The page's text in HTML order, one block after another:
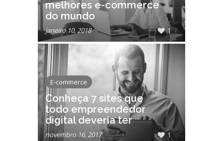
melhores e-commerce
do mundo
janeiro 10, 2018 1
E-commerce
Conheça 7 sites que
todo empreendedor
digital deveria ter
novembro 16, 2017 1